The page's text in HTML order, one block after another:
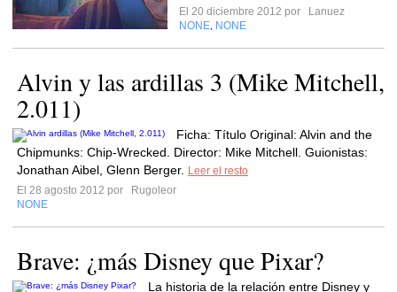
El 20 diciembre 2012 por
Lanuez
NONE NONE
Alvin y las ardillas 3 (Mike Mitchell,
2.011)
Ficha: Título Original: Alvin and the
Chipmunks: Chip-Wrecked. Director: Mike Mitchell. Guionistas:
Jonathan Aibel, Glenn Berger.
Leer el resto
El 28 agosto 2012 por
Rugoleor
NONE
Brave: ¿más Disney que Pixar?
La historia de la relación entre Disney y